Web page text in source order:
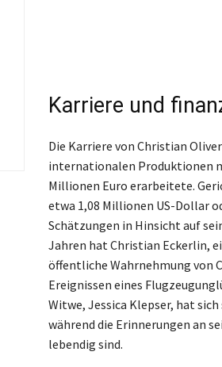
Karriere und
Die Karriere von Christian
internationalen Produktionen
Millionen Euro erarbeitete.
etwa 1,08 Millionen US-Dollar
Schätzungen in Hinsicht auf
Jahren hat Christian Eckerlin,
öffentliche Wahrnehmung von
Ereignissen eines
Witwe, Jessica Klepser, hat
während die Erinnerungen an
lebendig sind.